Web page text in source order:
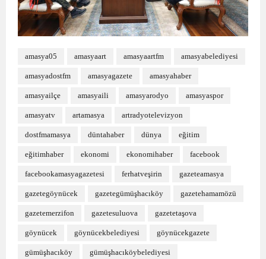
amasya05 amasyaart amasyaartfm amasyabelediyesi
amasyadostfm amasyagazete amasyahaber
amasyailçe amasyaili amasyarodyo amasyaspor
amasyatv artamasya artradyotelevizyon
dostfmamasya düntahaber dünya eğitim
eğitimhaber ekonomi ekonomihaber facebook
facebookamasyagazetesi ferhatveşirin gazeteamasya
gazetegöynücek gazetegümüşhacıköy gazetehamamözü
gazetemerzifon gazetesuluova gazetetaşova
göynücek göynücekbelediyesi göynücekgazete
gümüşhacıköy gümüşhacıköybelediyesi